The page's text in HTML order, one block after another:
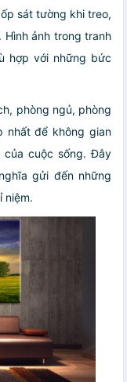
sát tường khi treo,
ảnh trong tranh
hợp với những bức
phòng ngủ, phòng
nhất để không gian
của cuộc sống. Đây
gửi đến những
niệm.